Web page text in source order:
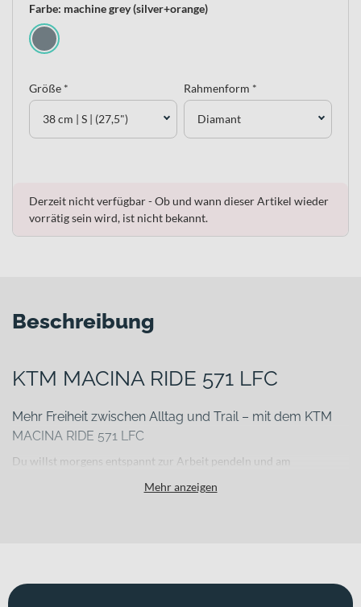
Farbe: machine grey (silver+orange)
Größe *
38 cm | S | (27,5")
Rahmenform *
Diamant
Derzeit nicht verfügbar - Ob und wann dieser Artikel wieder
vorrätig sein wird, ist nicht bekannt.
Beschreibung
KTM MACINA RIDE 571 LFC
Mehr Freiheit zwischen Alltag und Trail – mit dem KTM
MACINA RIDE 571 LFC
Du willst morgens entspannt zur Arbeit pendeln und am
Kompromisse bei Leistung oder Komfort einzugehen? Das KTM
Mehr anzeigen